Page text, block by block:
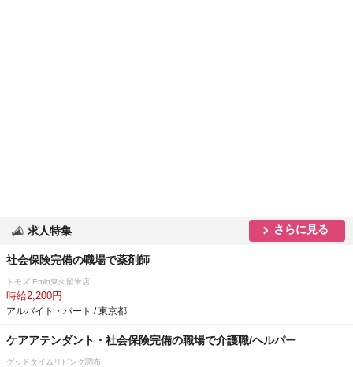
求人特集 さらに見る
社会保険完備の職場で薬剤師
トモズ Emio東久留米店
時給2,200円
アルバイト・パート / 東京都
ケアアテンダント・社会保険完備の職場で介護職/ヘルパー
グッドタイムリビング調布